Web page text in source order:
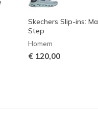
Skechers Slip-ins:
Step
Homem
€ 120,00